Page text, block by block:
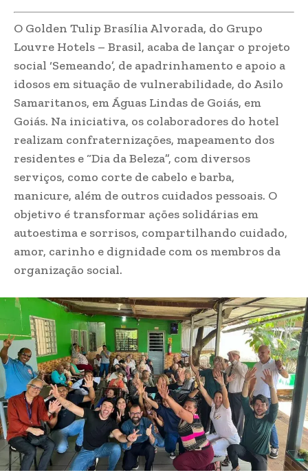
O Golden Tulip Brasília Alvorada, do Grupo
Louvre Hotels – Brasil, acaba de lançar o projeto
social ‘Semeando’, de apadrinhamento e apoio a
idosos em situação de vulnerabilidade, do Asilo
Samaritanos, em Águas Lindas de Goiás, em
Goiás. Na iniciativa, os colaboradores do hotel
realizam confraternizações, mapeamento dos
residentes e “Dia da Beleza”, com diversos
serviços, como corte de cabelo e barba,
manicure, além de outros cuidados pessoais. O
objetivo é transformar ações solidárias em
autoestima e sorrisos, compartilhando cuidado,
amor, carinho e dignidade com os membros da
organização social.